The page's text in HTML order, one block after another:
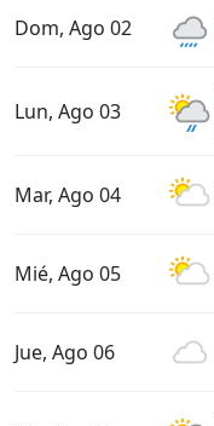
Dom, Ago 02
Lun, Ago 03
Mar, Ago 04
Mié, Ago 05
Jue, Ago 06